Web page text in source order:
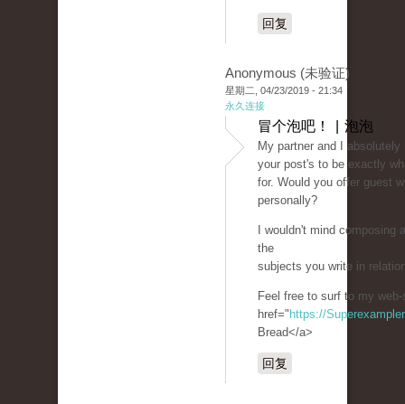
回复
Anonymous (未验证)
星期二, 04/23/2019 - 21:34
永久连接
冒个泡吧！ | 泡泡
My partner and I
your post's to be exactly
for. Would you offer guest
personally?
I wouldn't mind
the
subjects you write in
Feel free to surf to my
href=" https://
Bread</a>
回复